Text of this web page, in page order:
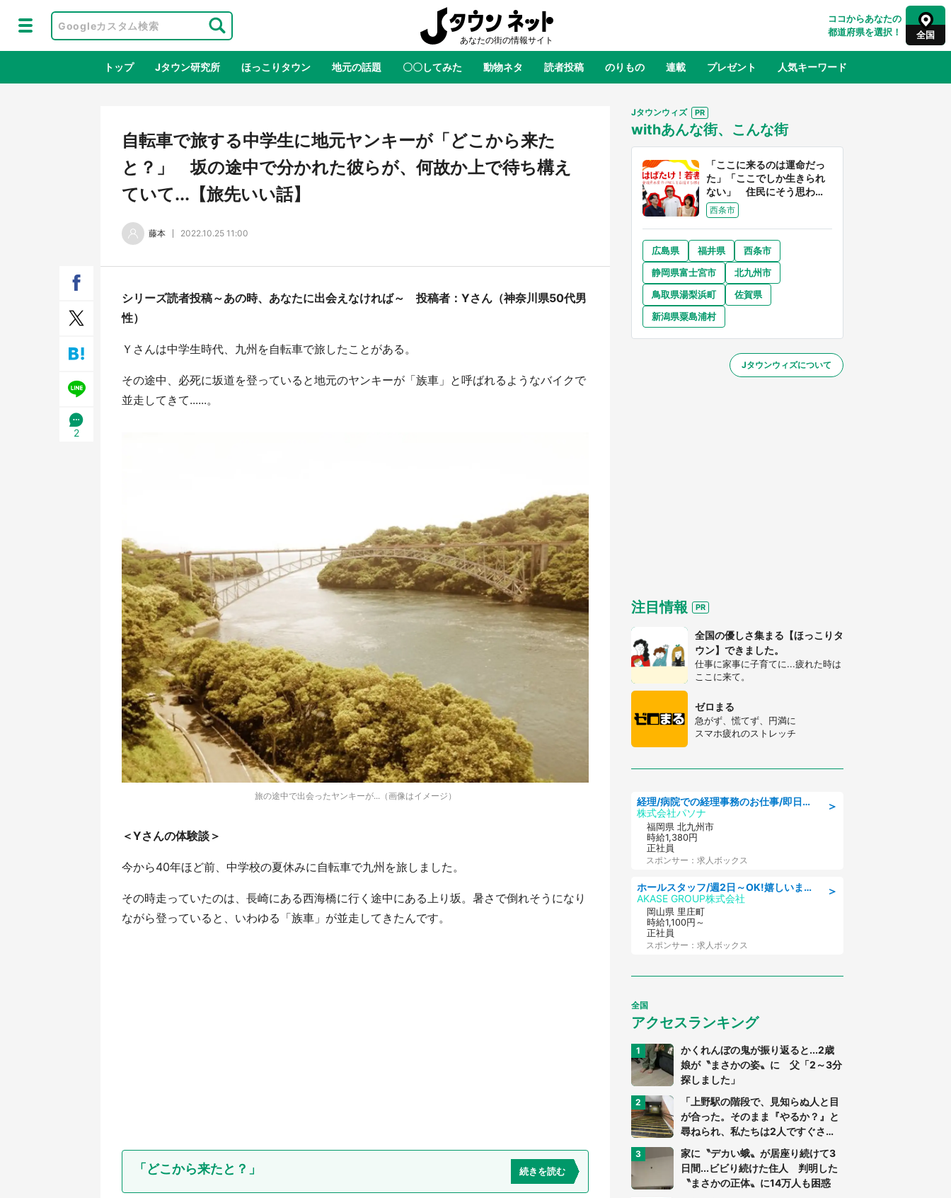
ココからあなたの
都道府県を選択！
全国
全国 全国
東北 青森 岩手 山形 福島
関東 茨城 栃木 群馬 千葉 東京 神奈川
奈良 和歌山
山口
四国 徳島 香川 愛媛
大分 宮崎
トップ Jタウン研究所 ほっこりタウン 地元の話題 〇〇してみた 動物ネタ 読者投稿 のりもの 連載 プレゼント 人気キーワード
地域×二次元 絶景 あの時はありがとう 物語がはじまる町へ ふるさと納税
服！？ 県公式プロモ動画で「聖地」
が生産されてます【7／31～1／31】
に入り込む 六本木ヒルズ展望台でコ
る！ アニメ『ハイキュー！！』×老
『小林さんちのメイドラゴン』と舞台
のモデル・越谷がコラボ 田んぼアー
トの見頃にあわせて企画続々【7／31
～】
自転車で旅する中学生に地元ヤンキーが「どこから来た
と？」 坂の途中で分かれた彼らが、何故か上で待ち構え
ていて...【旅先いい話】
藤本 2022.10.25 11:00
2
シリーズ読者投稿～あの時、あなたに出会えなければ～ 投稿者：Yさん（神奈川県50代男
性）
Ｙさんは中学生時代、九州を自転車で旅したことがある。
その途中、必死に坂道を登っていると地元のヤンキーが「族車」と呼ばれるようなバイクで
並走してきて......。
旅の途中で出会ったヤンキーが...（画像はイメージ）
＜Yさんの体験談＞
今から40年ほど前、中学校の夏休みに自転車で九州を旅しました。
その時走っていたのは、長崎にある西海橋に行く途中にある上り坂。暑さで倒れそうになり
ながら登っていると、いわゆる「族車」が並走してきたんです。
「どこから来たと？」 続きを読む
Jタウンウィズ
withあんな街、こんな街
「ここに来るのは運命だっ
た」「ここでしか生きられ
ない」 住民にそう思わせ
る離島「粟島」の魅力【移
住婚受付中】
西条市
広島県 福井県
西条市
静岡県富士宮市
北九州市
鳥取県湯梨浜町
佐賀県
新潟県粟島浦村
Jタウンウィズについて
注目情報
全国の優しさ集まる【ほっこりタ
ウン】できました。
仕事に家事に子育てに...疲れた時は
ここに来て。
ゼロまる
急がず、慌てず、円満に
スマホ疲れのストレッチ
＞
経理/病院での経理事務のお仕事/即日勤務可/車通勤可/経理/一般事務
株式会社パソナ
福岡県 北九州市
時給1,380円
正社員
スポンサー：求人ボックス
＞
ホールスタッフ/週2日～OK!嬉しいまかない付き/岡山県/浅口郡里庄町
AKASE GROUP株式会社
岡山県 里庄町
時給1,100円～
正社員
スポンサー：求人ボックス
全国
アクセスランキング
かくれんぼの鬼が振り返ると...2歳
娘が〝まさかの姿〟に 父「2～3分
探しました」
「上野駅の階段で、見知らぬ人と目
が合った。そのまま『やるか？』と
尋ねられ、私たちは2人ですぐさ
ま...」（茨城県・70代男性）
家に〝デカい蛾〟が居座り続けて3
日間...ビビり続けた住人 判明した
〝まさかの正体〟に14万人も困惑